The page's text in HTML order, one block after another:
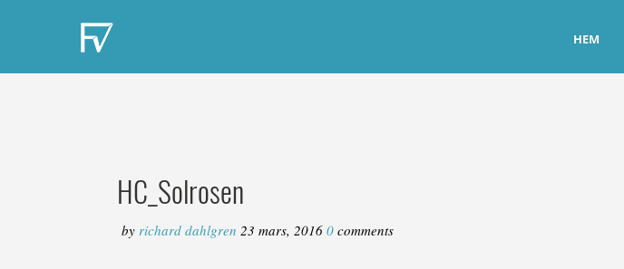
HEM
HC_Solrosen
byrichard dahlgren23 mars, 2016 0comments